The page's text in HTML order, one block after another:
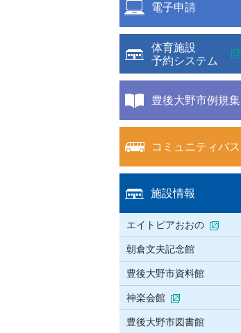
電子申請
体育施設
予約システム
豊後大野市例規集
コミュニティバス
施設情報
エイトピアおおの
朝倉文夫記念館
豊後大野市資料館
神楽会館
豊後大野市図書館